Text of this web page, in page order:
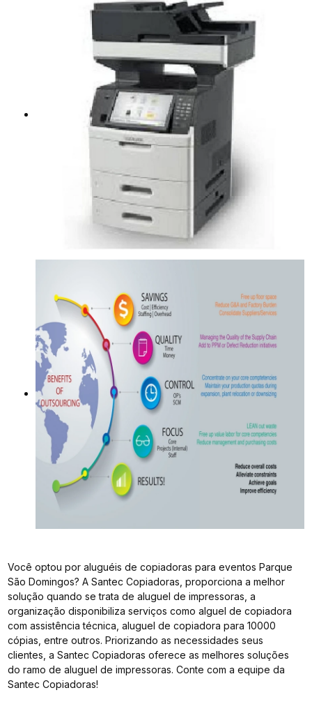
Você optou por aluguéis de copiadoras para eventos Parque
São Domingos? A Santec Copiadoras, proporciona a melhor
solução quando se trata de aluguel de impressoras, a
organização disponibiliza serviços como alguel de copiadora
com assistência técnica, aluguel de copiadora para 10000
cópias, entre outros. Priorizando as necessidades seus
clientes, a Santec Copiadoras oferece as melhores soluções
do ramo de aluguel de impressoras. Conte com a equipe da
Santec Copiadoras!